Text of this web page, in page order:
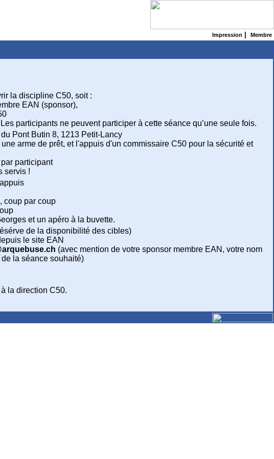
Impression Membre
la discipline C50, soit :
EAN (sponsor),
participants ne peuvent participer à cette séance qu’une seule fois.
Pont Butin 8, 1213 Petit-Lancy
arme de prêt, et l'appuis d'un commissaire C50 pour la sécurité et
participant
servis !
coup par coup
et un apéro à la buvette.
de la disponibilité des cibles)
le site EAN
(avec mention de votre sponsor membre EAN, votre nom
la séance souhaité)
la direction C50.